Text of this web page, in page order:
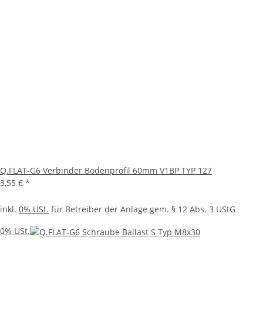
Q.FLAT-G6 Verbinder Bodenprofil 60mm V1BP TYP 127
3,55 € *
inkl. 0% USt. für Betreiber der Anlage gem. § 12 Abs. 3 UStG
0% USt.